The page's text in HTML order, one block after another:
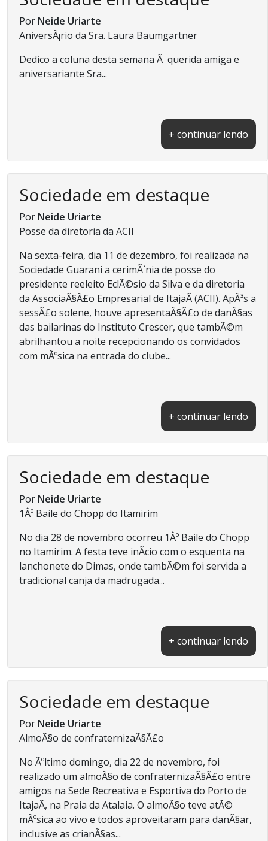
Por Neide Uriarte
AniversÃ¡rio da Sra. Laura Baumgartner
Dedico a coluna desta semana Ã querida amiga e
aniversariante Sra...
+ continuar lendo
Sociedade em destaque
Por Neide Uriarte
Posse da diretoria da ACII
Na sexta-feira, dia 11 de dezembro, foi realizada na
Sociedade Guarani a cerimÃ´nia de posse do
presidente reeleito EclÃ©sio da Silva e da diretoria
da AssociaÃ§Ã£o Empresarial de ItajaÃ­ (ACII). ApÃ³s a
sessÃ£o solene, houve apresentaÃ§Ã£o de danÃ§as
das bailarinas do Instituto Crescer, que tambÃ©m
abrilhantou a noite recepcionando os convidados
com mÃºsica na entrada do clube...
+ continuar lendo
Sociedade em destaque
Por Neide Uriarte
1Âº Baile do Chopp do Itamirim
No dia 28 de novembro ocorreu 1Âº Baile do Chopp
no Itamirim. A festa teve inÃ­cio com o esquenta na
lanchonete do Dimas, onde tambÃ©m foi servida a
tradicional canja da madrugada...
+ continuar lendo
Sociedade em destaque
Por Neide Uriarte
AlmoÃ§o de confraternizaÃ§Ã£o
No Ãºltimo domingo, dia 22 de novembro, foi
realizado um almoÃ§o de confraternizaÃ§Ã£o entre
amigos na Sede Recreativa e Esportiva do Porto de
ItajaÃ­, na Praia da Atalaia. O almoÃ§o teve atÃ©
mÃºsica ao vivo e todos aproveitaram para danÃ§ar,
inclusive as crianÃ§as...